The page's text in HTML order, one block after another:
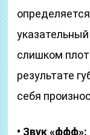
слишком
результате
себя
• Звук «ффф»: